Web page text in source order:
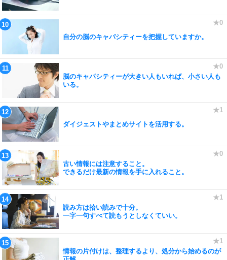
自分の脳のキャパシティーを把握していますか。
脳のキャパシティーが大きい人もいれば、小さい人も
いる。
ダイジェストやまとめサイトを活用する。
古い情報には注意すること。
できるだけ最新の情報を手に入れること。
読み方は拾い読みで十分。
一字一句すべて読もうとしなくていい。
情報の片付けは、整理するより、処分から始めるのが